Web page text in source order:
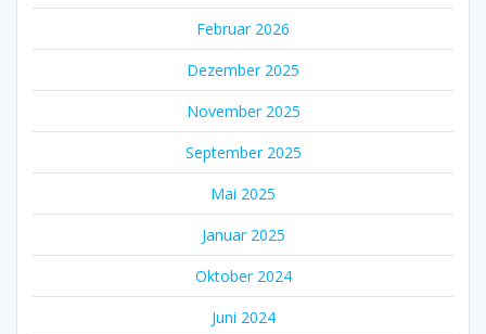
Februar 2026
Dezember 2025
November 2025
September 2025
Mai 2025
Januar 2025
Oktober 2024
Juni 2024